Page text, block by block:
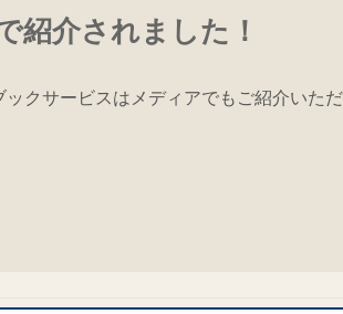
紹介されました！
ックサービスはメディアでもご紹介いた